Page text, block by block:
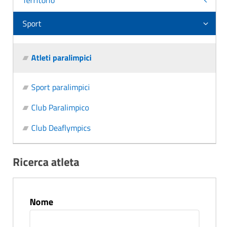
Sport
Atleti paralimpici
Sport paralimpici
Club Paralimpico
Club Deaflympics
Ricerca atleta
Nome